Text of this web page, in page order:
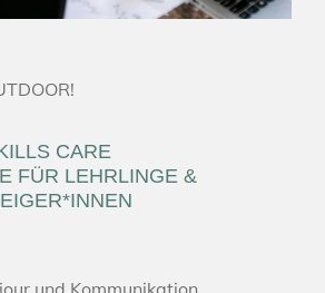
CARE
FÜR LEHRLINGE &
und Kommunikation